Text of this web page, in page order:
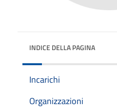
INDICE DELLA PAGINA
Incarichi
Organizzazioni